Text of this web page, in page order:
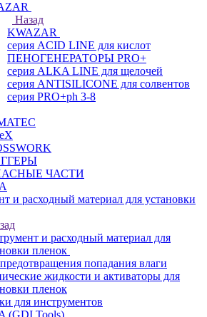
Назад
KWAZAR
серия ACID LINE для кислот
ПЕНОГЕНЕРАТОРЫ PRO+
серия ALKA LINE для щелочей
серия ANTISILICONE для солвентов
серия PRO+ph 3-8
ЧАСТИ
и расходный материал для установки
и расходный материал для
пленок
попадания влаги
жидкости и активаторы для
пленок
для инструментов
(GDI Tools)